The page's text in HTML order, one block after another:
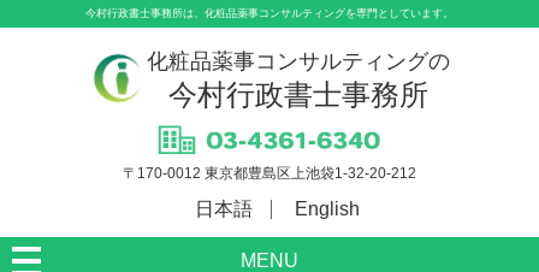
日本語 English
今村行政書士事務所は、化粧品薬事コンサルティングを専門としています。
化粧品薬事コンサルティングの
今村行政書士事務所
〒170-0012 東京都豊島区上池袋1-32-20-212
MENU